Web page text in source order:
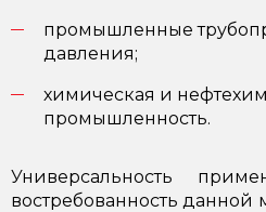
промышленные
давления;
химическая и
промышленность.
Универсальность
востребованность данной